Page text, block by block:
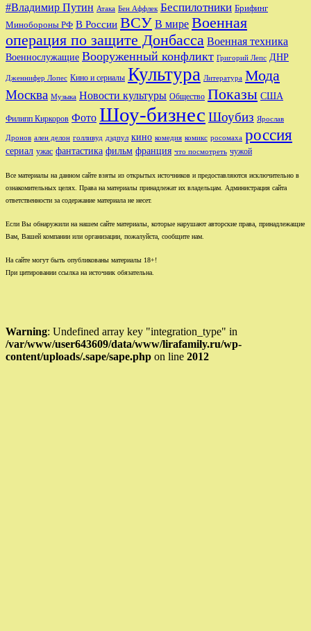
#Владимир Путин Атака Бен Аффлек Беспилотники Брифинг
Минобороны РФ В России ВСУ В мире Военная
операция по защите Донбасса Военная техника
Военнослужащие Вооруженный конфликт Григорий Лепс ДНР
Дженнифер Лопес Кино и сериалы Культура Литература Мода
Москва Музыка Новости культуры Общество Показы США
Филипп Киркоров Фото Шоу-бизнес Шоубиз Ярослав
Дронов ален делон голливуд дэдпул кино комедия комикс росомаха россия
сериал ужас фантастика фильм франция что посмотреть чужой
Все материалы на данном сайте взяты из открытых источников и предоставляются исключительно в
ознакомительных целях. Права на материалы принадлежат их владельцам. Администрация сайта
ответственности за содержание материала не несет.
Если Вы обнаружили на нашем сайте материалы, которые нарушают авторские права, принадлежащие
Вам, Вашей компании или организации, пожалуйста, сообщите нам.
На сайте могут быть опубликованы материалы 18+!
При цитировании ссылка на источник обязательна.
Warning: Undefined array key "integration_type" in
/var/www/user643609/data/www/lirafamily.ru/wp-
content/uploads/.sape/sape.php on line 2012